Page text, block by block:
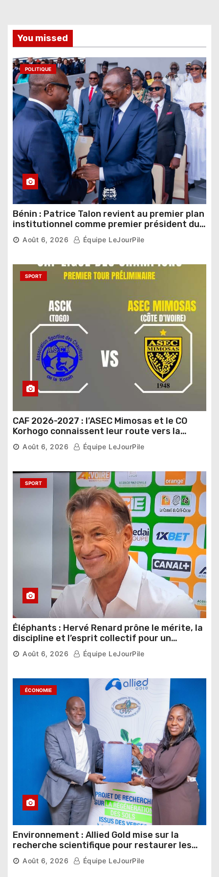
You missed
POLITIQUE
Bénin : Patrice Talon revient au premier plan
institutionnel comme premier président du
Sénat
Août 6, 2026 Équipe LeJourPile
SPORT
CAF 2026-2027 : l’ASEC Mimosas et le CO
Korhogo connaissent leur route vers la
phase de groupes
Août 6, 2026 Équipe LeJourPile
SPORT
Éléphants : Hervé Renard prône le mérite, la
discipline et l’esprit collectif pour un
nouveau départ
Août 6, 2026 Équipe LeJourPile
ÉCONOMIE
Environnement : Allied Gold mise sur la
recherche scientifique pour restaurer les
sols de ses sites miniers
Août 6, 2026 Équipe LeJourPile